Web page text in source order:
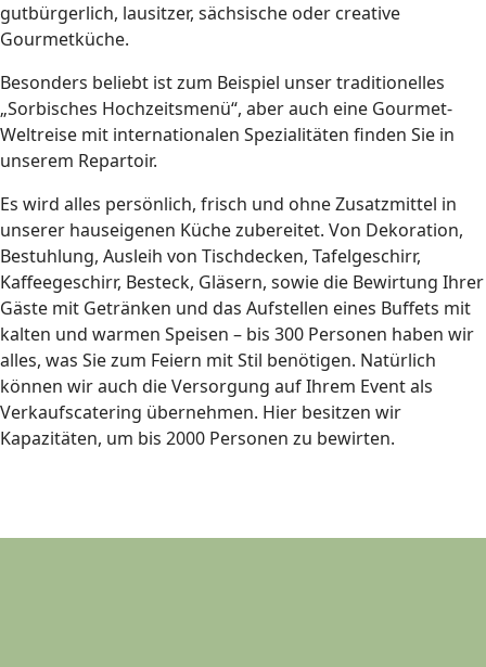
gutbürgerlich, lausitzer, sächsische oder creative
Gourmetküche.
Besonders beliebt ist zum Beispiel unser traditionelles
„Sorbisches Hochzeitsmenü“, aber auch eine Gourmet-
Weltreise mit internationalen Spezialitäten finden Sie in
unserem Repartoir.
Es wird alles persönlich, frisch und ohne Zusatzmittel in
unserer hauseigenen Küche zubereitet. Von Dekoration,
Bestuhlung, Ausleih von Tischdecken, Tafelgeschirr,
Kaffeegeschirr, Besteck, Gläsern, sowie die Bewirtung Ihrer
Gäste mit Getränken und das Aufstellen eines Buffets mit
kalten und warmen Speisen – bis 300 Personen haben wir
alles, was Sie zum Feiern mit Stil benötigen. Natürlich
können wir auch die Versorgung auf Ihrem Event als
Verkaufscatering übernehmen. Hier besitzen wir
Kapazitäten, um bis 2000 Personen zu bewirten.